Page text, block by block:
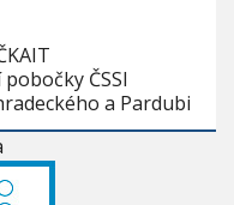
ČSSI
a Pardubi